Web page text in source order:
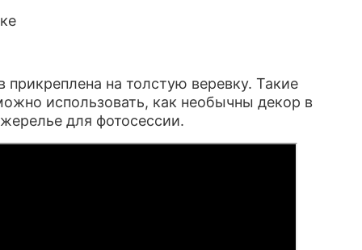
прикреплена на толстую веревку. Такие
использовать, как необычны декор в
для фотосессии.